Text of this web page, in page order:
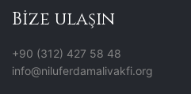
Bize ulaşın
+90 (312) 427 58 48
info@niluferdamalivakfi.org